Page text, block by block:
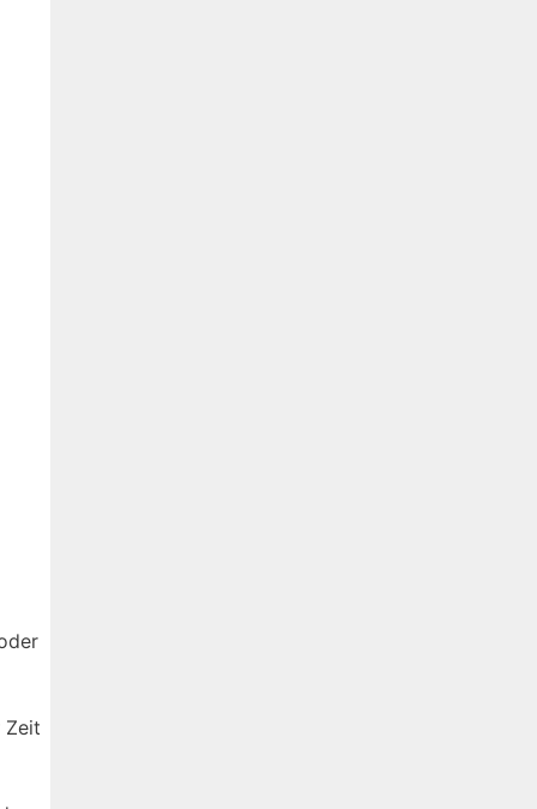
Zeit